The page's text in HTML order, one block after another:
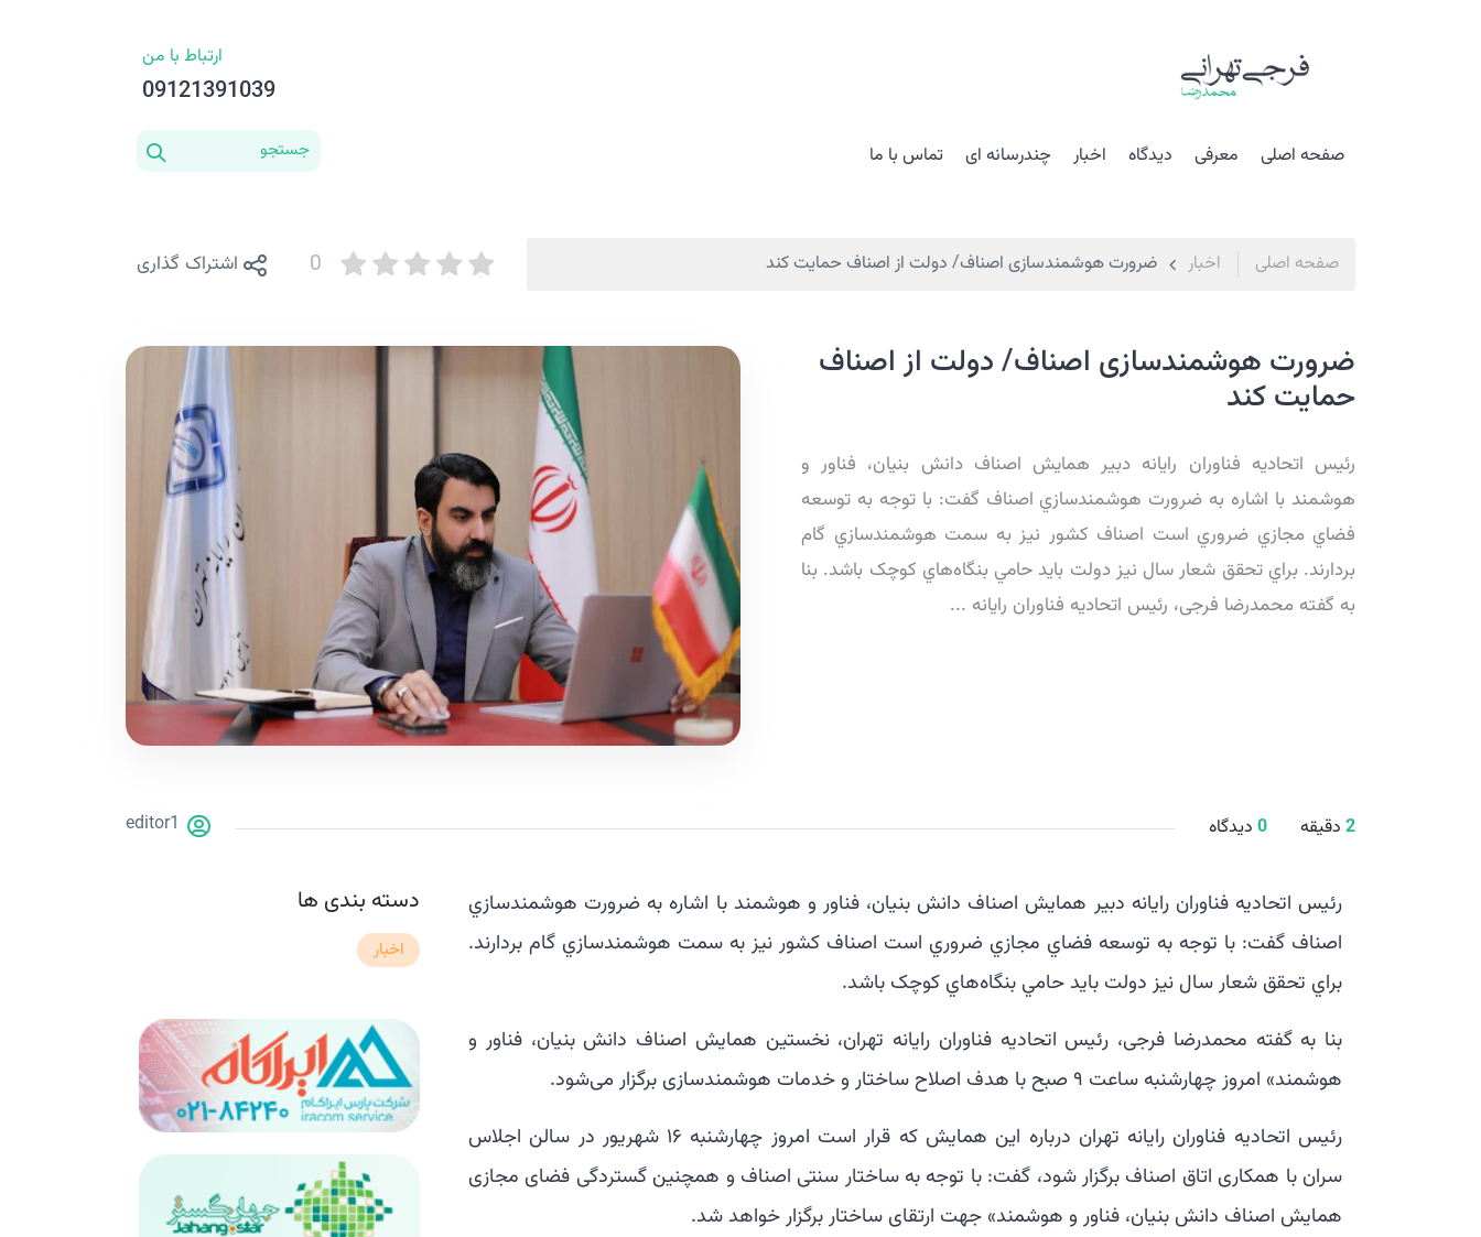
ارتباط با من
09121391039
صفحه اصلی معرفی دیدگاه اخبار چندرسانه ای تماس با ما
صفحه اصلی اخبار ضرورت هوشمندسازی اصناف/ دولت از اصناف حمایت کند 0 اشتراک گذاری
ضرورت هوشمندسازی اصناف/ دولت از اصناف
حمایت کند
رئيس اتحاديه فناوران رايانه دبير همايش اصناف دانش بنيان، فناور و
هوشمند با اشاره به ضرورت هوشمندسازي اصناف گفت: با توجه به توسعه
فضاي مجازي ضروري است اصناف کشور نيز به سمت هوشمندسازي گام
بردارند. براي تحقق شعار سال نيز دولت بايد حامي بنگاه‌هاي کوچک باشد. بنا
به گفته محمدرضا فرجی، رئیس اتحادیه فناوران رایانه ...
2 دقیقه 0 دیدگاه editor1
رئيس اتحاديه فناوران رايانه دبير همايش اصناف دانش بنيان، فناور و هوشمند با اشاره به ضرورت هوشمندسازي
اصناف گفت: با توجه به توسعه فضاي مجازي ضروري است اصناف کشور نيز به سمت هوشمندسازي گام بردارند.
براي تحقق شعار سال نيز دولت بايد حامي بنگاه‌هاي کوچک باشد.
بنا به گفته محمدرضا فرجی، رئیس اتحادیه فناوران رایانه تهران، نخستین همایش اصناف دانش بنیان، فناور و
هوشمند» امروز چهارشنبه ساعت ۹ صبح با هدف اصلاح ساختار و خدمات هوشمندسازی برگزار می‌شود.
رئیس اتحادیه فناوران رایانه تهران درباره این همایش که قرار است امروز چهارشنبه ۱۶ شهریور در سالن اجلاس
سران با همکاری اتاق اصناف برگزار شود، گفت: با توجه به ساختار سنتی اصناف و همچنین گستردگی فضای مجازی
همایش اصناف دانش بنیان، فناور و هوشمند» جهت ارتقای ساختار برگزار خواهد شد.
دسته بندی ها
اخبار